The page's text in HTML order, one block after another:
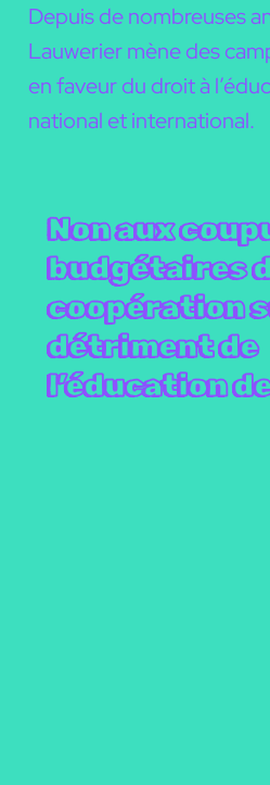
Depuis de nombreuses
Lauwerier mène des
en faveur du droit à
national et international.
Non aux
budgétaires
coopération
détriment de
l’éducation